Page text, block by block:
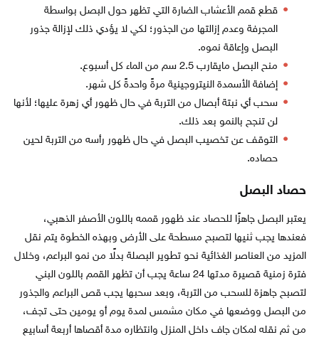
قطع قمم الأعشاب الضارة التي تظهر حول البصل بواسطة
المجرفة وعدم إزالتها من الجذور؛ لكي لا يؤدي ذلك لإزالة جذور
البصل وإعاقة نموه.
منح البصل مايقارب 2.5 سم من الماء كل أسبوع.
إضافة الأسمدة النيتروجينية مرةً واحدةً كل شهر.
سحب أي نبتة أبصال من التربة في حال ظهور أي زهرة عليها؛ لأنها
لن تنجح بالنمو بعد ذلك.
التوقف عن تخصيب البصل في حال ظهور رأسه من التربة لحين
حصاده.
حصاد البصل
يعتبر البصل جاهزًا للحصاد عند ظهور قممه باللون الأصفر الذهبي،
فعندها يجب ثنيها لتصبح مسطحة على الأرض وبهذه الخطوة يتم نقل
المزيد من العناصر الغذائية نحو تطوير البصلة بدلًا من نمو البراعم، وخلال
فترة زمنية قصيرة مدتها 24 ساعة يجب أن تظهر القمم باللون البني
لتصبح جاهزة للسحب من التربة، وبعد سحبها يجب قص البراعم والجذور
من البصل ووضعها في مكان مشمس لمدة يوم أو يومين حتى تجف،
من ثم نقله لمكان جاف داخل المنزل وانتظاره مدة أقصاها أربعة أسابيع